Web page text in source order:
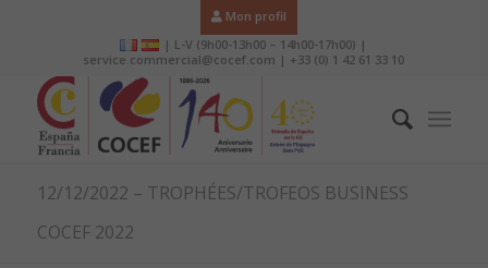
Mon profil
| L-V (9h00-13h00 – 14h00-17h00) |
service.commercial@cocef.com | +33 (0) 1 42 61 33 10
12/12/2022 – TROPHÉES/TROFEOS BUSINESS
COCEF 2022